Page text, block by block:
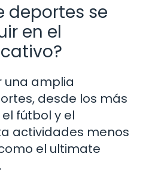
deportes se
en el
una amplia
desde los más
fútbol y el
actividades menos
el ultimate